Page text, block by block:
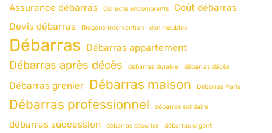
Assurance débarras Collecte encombrants
Coût débarras
Devis débarras
Diogène intervention don meubles
Débarras Débarras appartement
Débarras après décès débarras durable débarras décès
Débarras grenier Débarras maison Débarras Paris
Débarras professionnel débarras solidaire
débarras succession débarras sécurisé débarras urgent